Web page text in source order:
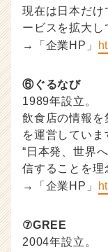
現在は日本だけ
ービスを拡大し
→「企業HP」
⑥ぐるなび
1989年設立。
飲食店の情報を
を運営していま
“日本発、世界
信することを理
→「企業HP」
⑦GREE
2004年設立。